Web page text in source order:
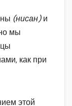
(нисан)и
мы
как при
этой